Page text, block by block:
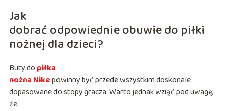
Jak
dobrać odpowiednie obuwie do piłki
nożnej dla dzieci?
Buty do piłka
nożna Nikepowinny być przede wszystkim doskonale
dopasowane do stopy gracza. Warto jednak wziąć pod uwagę,
że